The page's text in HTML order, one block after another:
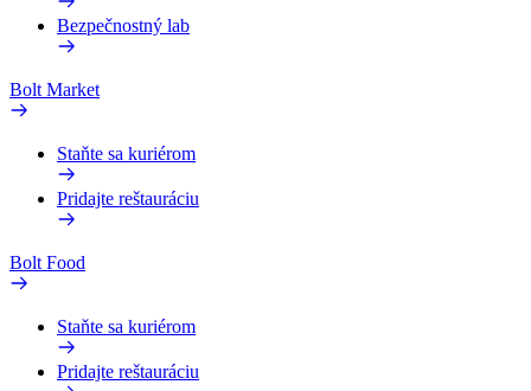
Bezpečnostný lab
Bolt Market
Staňte sa kuriérom
Pridajte reštauráciu
Bolt Food
Staňte sa kuriérom
Pridajte reštauráciu